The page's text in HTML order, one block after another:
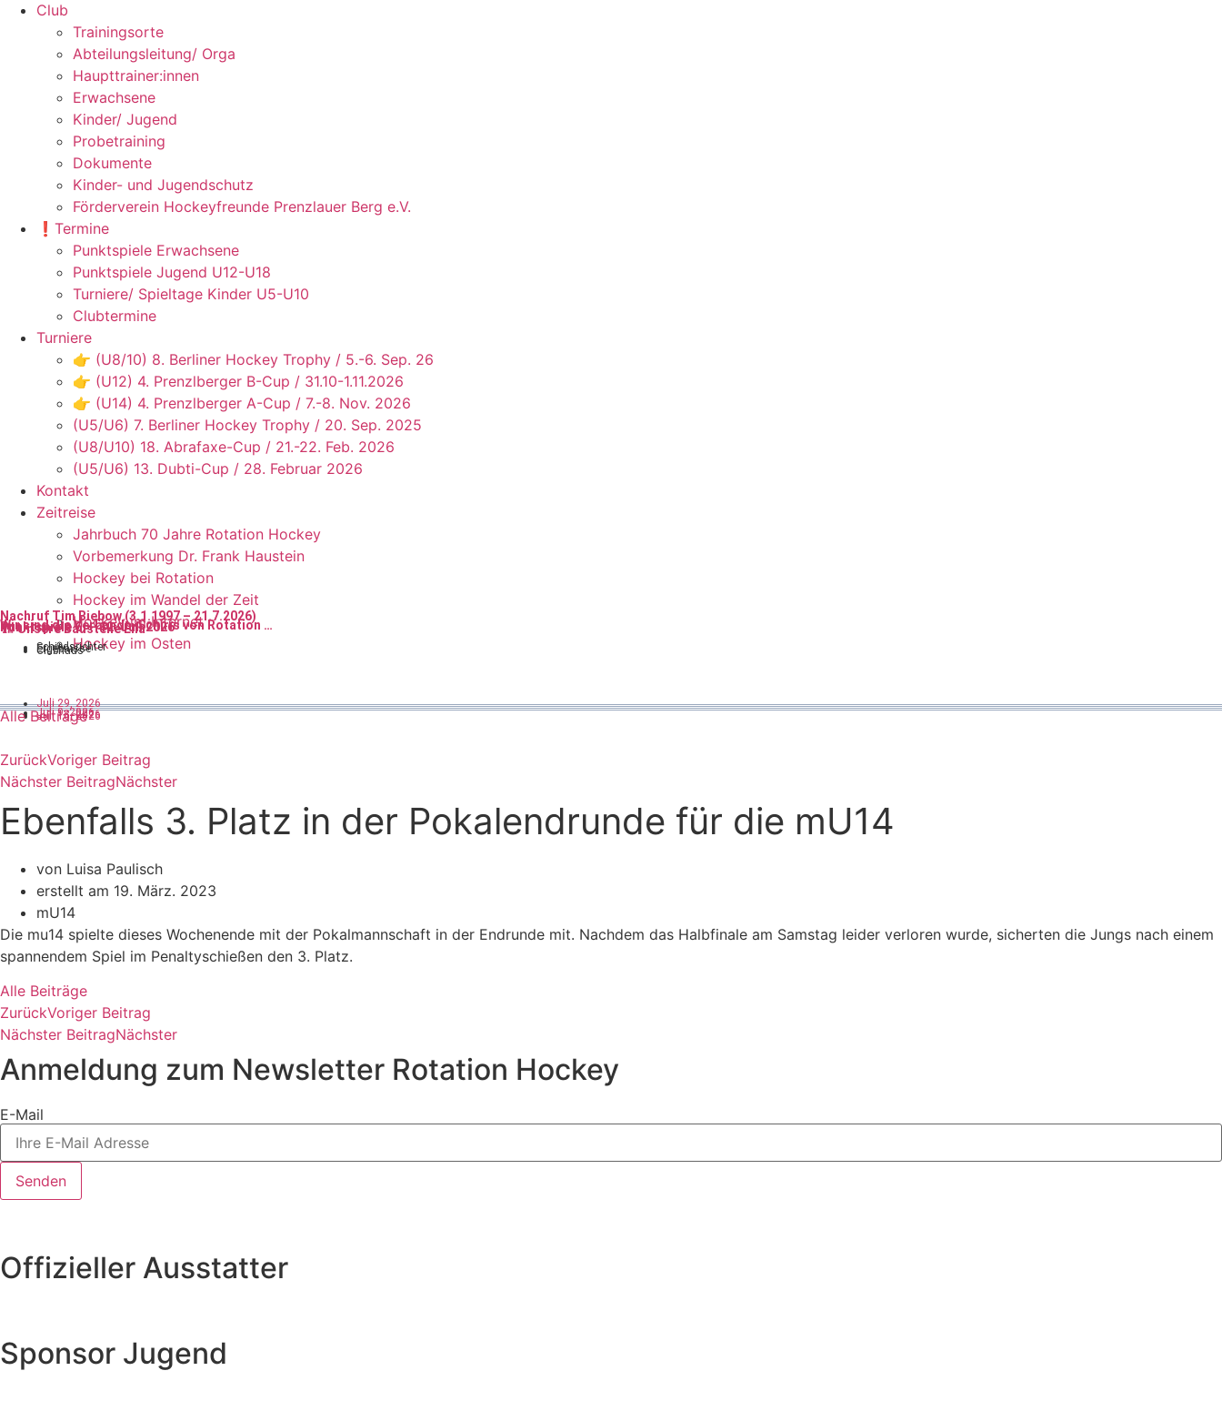
Club
Trainingsorte
Abteilungsleitung/ Orga
Haupttrainer:innen
Erwachsene
Kinder/ Jugend
Probetraining
Dokumente
Kinder- und Jugendschutz
Förderverein Hockeyfreunde Prenzlauer Berg e.V.
❗️Termine
Punktspiele Erwachsene
Punktspiele Jugend U12-U18
Turniere/ Spieltage Kinder U5-U10
Clubtermine
Turniere
👉 (U8/10) 8. Berliner Hockey Trophy / 5.-6. Sep. 26
👉 (U12) 4. Prenzlberger B-Cup / 31.10-1.11.2026
👉 (U14) 4. Prenzlberger A-Cup / 7.-8. Nov. 2026
(U5/U6) 7. Berliner Hockey Trophy / 20. Sep. 2025
(U8/U10) 18. Abrafaxe-Cup / 21.-22. Feb. 2026
(U5/U6) 13. Dubti-Cup / 28. Februar 2026
Kontakt
Zeitreise
Jahrbuch 70 Jahre Rotation Hockey
Vorbemerkung Dr. Frank Haustein
Hockey bei Rotation
Hockey im Wandel der Zeit
Hockey im Internet
Hockey im Osten
Juli 29, 2026
Nachruf Tim Biebow (3.1.1997 – 21.7.2026)
Juli 16, 2026
🏗️ Unsere Baustelle Ella
Clubhaus
Juli 13, 2026
Punktspiele 6. – 12. Juli 2026
Ergebnisse
Juli 9, 2026
Wir sind die Verbands-Schiris von Rotation …
Schiedsrichter
Alle Beiträge
ZurückVoriger Beitrag
Nächster BeitragNächster
Ebenfalls 3. Platz in der Pokalendrunde für die mU14
von Luisa Paulisch
erstellt am 19. März. 2023
mU14
Die mu14 spielte dieses Wochenende mit der Pokalmannschaft in der Endrunde mit. Nachdem das Halbfinale am Samstag leider verloren wurde, sicherten die Jungs nach einem
spannendem Spiel im Penaltyschießen den 3. Platz.
Alle Beiträge
ZurückVoriger Beitrag
Nächster BeitragNächster
Anmeldung zum Newsletter Rotation Hockey
E-Mail
Senden
Offizieller Ausstatter
Sponsor Jugend